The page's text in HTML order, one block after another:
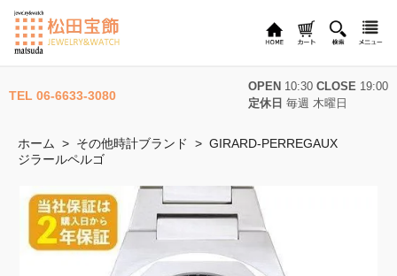
TEL 06-6633-3080
OPEN 10:30 CLOSE 19:00
定休日 毎週 木曜日
ホーム > その他時計ブランド > GIRARD-PERREGAUX
ジラールペルゴ